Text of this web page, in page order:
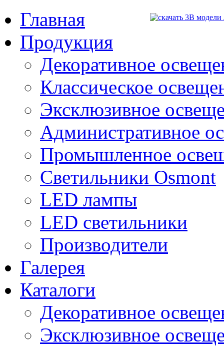
Главная
Продукция
Декоративное
Классическое
Эксклюзивное
Административное
Промышленное
Светильники Osmont
LED лампы
LED светильники
Производители
Галерея
Каталоги
Декоративное
Эксклюзивное